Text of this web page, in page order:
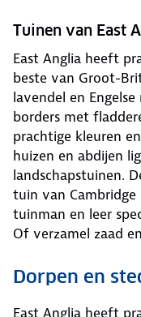
Tuinen van East
East Anglia heeft
beste van Groot-
lavendel en
borders met
prachtige kleuren
huizen en abdijen
landschapstuinen.
tuin van
tuinman en leer
Of verzamel zaad
Dorpen en
East Anglia heeft